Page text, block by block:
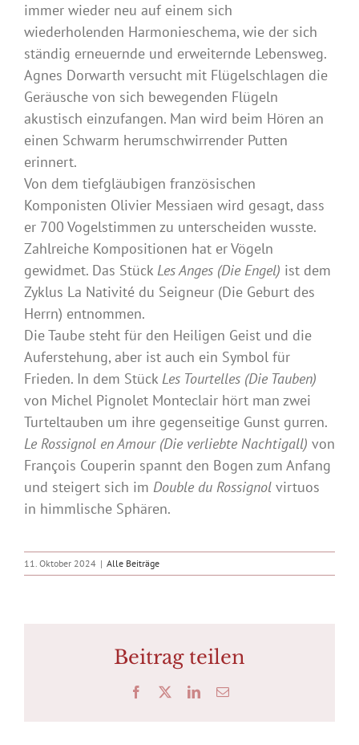
immer wieder neu auf einem sich
wiederholenden Harmonieschema, wie der sich
ständig erneuernde und erweiternde Lebensweg.
Agnes Dorwarth versucht mit Flügelschlagen die
Geräusche von sich bewegenden Flügeln
akustisch einzufangen. Man wird beim Hören an
einen Schwarm herumschwirrender Putten
erinnert.
Von dem tiefgläubigen französischen
Komponisten Olivier Messiaen wird gesagt, dass
er 700 Vogelstimmen zu unterscheiden wusste.
Zahlreiche Kompositionen hat er Vögeln
gewidmet. Das Stück Les Anges (Die Engel) ist dem
Zyklus La Nativité du Seigneur (Die Geburt des
Herrn) entnommen.
Die Taube steht für den Heiligen Geist und die
Auferstehung, aber ist auch ein Symbol für
Frieden. In dem Stück Les Tourtelles (Die Tauben)
von Michel Pignolet Monteclair hört man zwei
Turteltauben um ihre gegenseitige Gunst gurren.
Le Rossignol en Amour (Die verliebte Nachtigall) von
François Couperin spannt den Bogen zum Anfang
und steigert sich im Double du Rossignol virtuos
in himmlische Sphären.
11. Oktober 2024 | Alle Beiträge
Beitrag teilen
Facebook LinkedIn
E-